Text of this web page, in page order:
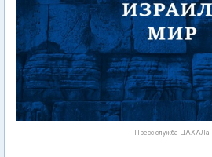
Пресс-служба ЦАХАЛа